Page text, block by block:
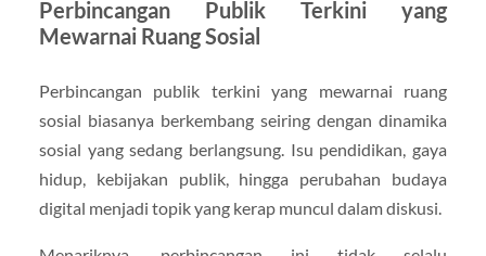
Perbincangan Publik Terkini yang
Mewarnai Ruang Sosial
Perbincangan publik terkini yang mewarnai ruang
sosial biasanya berkembang seiring dengan dinamika
sosial yang sedang berlangsung. Isu pendidikan, gaya
hidup, kebijakan publik, hingga perubahan budaya
digital menjadi topik yang kerap muncul dalam diskusi.